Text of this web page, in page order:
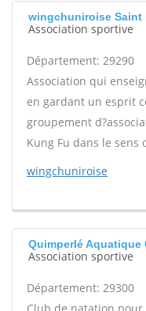
wingchuniroise Saint
Association sportive
Département: 29290
Association qui
en gardant un esprit
groupement
Kung Fu dans le sens
wingchuniroise
Quimperlé Aquatique
Association sportive
Département: 29300